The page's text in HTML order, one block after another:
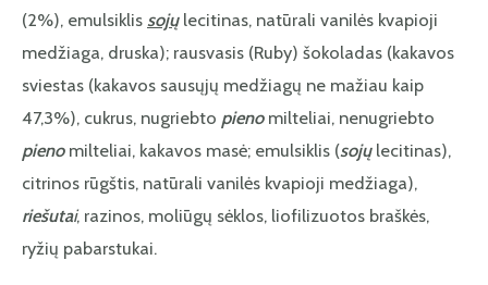
(2%), emulsiklis sojų lecitinas, natūrali vanilės kvapioji
medžiaga, druska); rausvasis (Ruby) šokoladas (kakavos
sviestas (kakavos sausųjų medžiagų ne mažiau kaip
47,3%), cukrus, nugriebto pieno milteliai, nenugriebto
pienomilteliai, kakavos masė; emulsiklis (sojųlecitinas),
citrinos rūgštis, natūrali vanilės kvapioji medžiaga),
riešutai, razinos, moliūgų sėklos, liofilizuotos braškės,
ryžių pabarstukai.